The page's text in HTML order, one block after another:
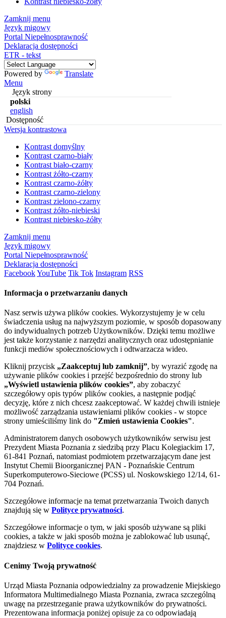
Zamknij menu
Język migowy
Portal Niepełnosprawność
Deklaracja dostępności
ETR - tekst
Powered by
Translate
Menu
Język strony
polski
english
Dostępność
Wersja kontrastowa
Kontrast domyślny
Kontrast czarno-biały
Kontrast biało-czarny
Kontrast żółto-czarny
Kontrast czarno-żółty
Kontrast czarno-zielony
Kontrast zielono-czarny
Kontrast żółto-niebieski
Kontrast niebiesko-żółty
Zamknij menu
Język migowy
Portal Niepełnosprawność
Deklaracja dostępności
FacebookYouTube Tik Tok Instagram RSS
Informacja o przetwarzaniu danych
Nasz serwis używa plików cookies. Wykorzystujemy je w celu
świadczenia usług na najwyższym poziomie, w sposób dopasowany
do indywidualnych potrzeb Użytkowników. Dzięki temu możliwe
jest także korzystanie z narzędzi analitycznych oraz udostępnianie
funkcji mediów społecznościowych i odtwarzacza wideo.
Kliknij przycisk „Zaakceptuj lub zamknij”, by wyrazić zgodę na
używanie plików cookies i przejść bezpośrednio do strony lub
„Wyświetl ustawienia plików cookies”, aby zobaczyć
szczegółowy opis typów plików cookies, a następnie podjąć
decyzję, które z nich chcesz zaakceptować. W każdej chwili istnieje
możliwość zarządzania ustawieniami plików cookies - w stopce
strony umieściliśmy link do "Zmień ustawienia Cookies".
Administratorem danych osobowych użytkowników serwisu jest
Prezydent Miasta Poznania z siedzibą przy Placu Kolegiackim 17,
61-841 Poznań, natomiast podmiotem przetwarzającym dane jest
Instytut Chemii Bioorganicznej PAN - Poznańskie Centrum
Superkomputerowo-Sieciowe (PCSS) ul. Noskowskiego 12/14, 61-
704 Poznań.
Szczegółowe informacje na temat przetwarzania Twoich danych
znajdują się w Polityce prywatności.
Szczegółowe informacje o tym, w jaki sposób używane są pliki
cookies, a także w jaki sposób można je zablokować lub usunąć,
znajdziesz w Polityce cookies.
Cenimy Twoją prywatność
Urząd Miasta Poznania odpowiedzialny za prowadzenie Miejskiego
Informatora Multimedialnego Miasta Poznania, zwraca szczególną
uwagę na przestrzeganie prawa użytkowników do prywatności.
Prezentowana informacja poniżej opisuje za co odpowiadają